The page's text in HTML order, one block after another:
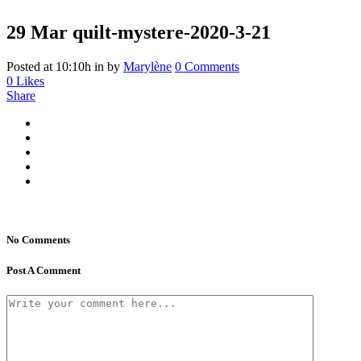
29 Mar quilt-mystere-2020-3-21
Posted at 10:10h in by Marylène 0 Comments
0 Likes
Share
No Comments
Post A Comment